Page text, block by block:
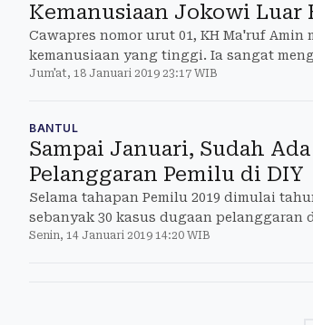
Kemanusiaan Jokowi Luar
Cawapres nomor urut 01, KH Ma'ruf
kemanusiaan yang tinggi. Ia sangat
yang memutuskan pembebasan Abu
Jum'at, 18 Januari 2019 23:17 WIB
BANTUL
Sampai Januari, Sudah
Pelanggaran Pemilu di DIY
Selama tahapan Pemilu 2019 dimulai
sebanyak 30 kasus dugaan pelanggaran
Senin, 14 Januari 2019 14:20 WIB